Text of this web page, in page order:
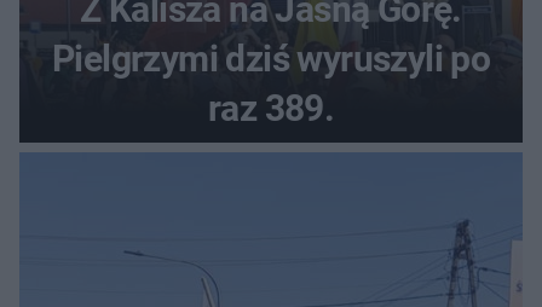
Z Kalisza na Jasną Górę.
Pielgrzymi dziś wyruszyli po
raz 389.